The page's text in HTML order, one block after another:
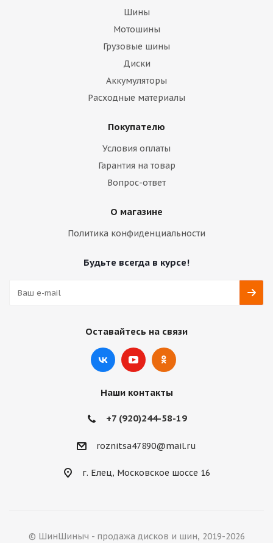
Шины
Мотошины
Грузовые шины
Диски
Аккумуляторы
Расходные материалы
Покупателю
Условия оплаты
Гарантия на товар
Вопрос-ответ
О магазине
Политика конфиденциальности
Будьте всегда в курсе!
Оставайтесь на связи
Наши контакты
+7 (920)244-58-19
roznitsa47890@mail.ru
г. Елец, Московское шоссе 16
© ШинШиныч - продажа дисков и шин, 2019-2026